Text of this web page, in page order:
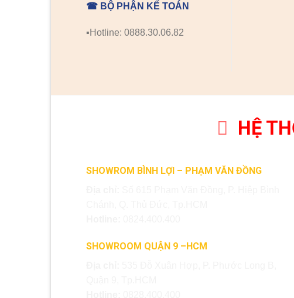
☎ BỘ PHẬN KẾ TOÁN
▪️Hotline: 0888.30.06.82
HỆ
SHOWROM BÌNH LỢI – PHẠM VĂN ĐỒNG
SHOWROOM QUẬN 9 –HCM